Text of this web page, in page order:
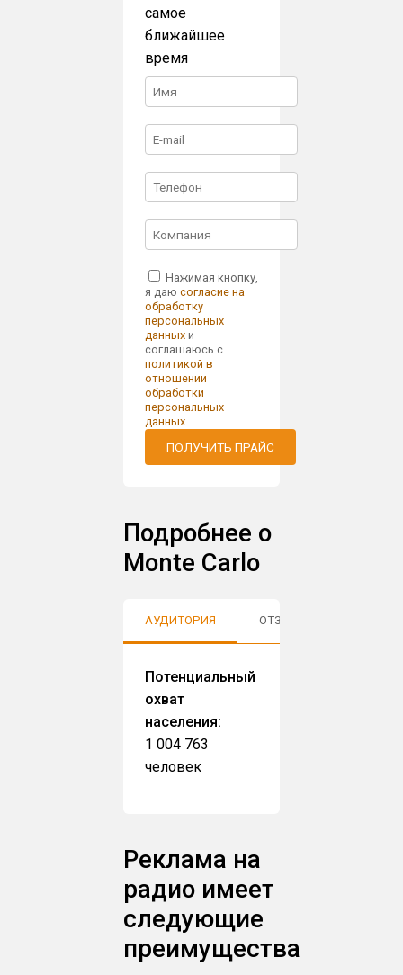
самое
ближайшее
время
Нажимая кнопку,
я даю согласие на
обработку
персональных
данныхи
соглашаюсь с
политикой в
отношении
обработки
персональных
данных.
ПОЛУЧИТЬ ПРАЙС
Подробнее о
Monte Carlo
АУДИТОРИЯ ОТЗЫВЫ
Потенциальный
охват
населения:
1 004 763
человек
Реклама на
радио имеет
следующие
преимущества